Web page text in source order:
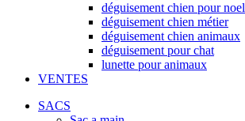
déguisement chien pour noel
déguisement chien métier
déguisement chien animaux
déguisement pour chat
lunette pour animaux
VENTES
SACS